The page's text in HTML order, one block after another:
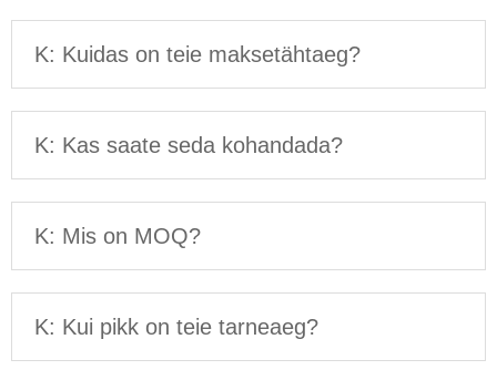
K: Kuidas on teie maksetähtaeg?
K: Kas saate seda kohandada?
K: Mis on MOQ?
K: Kui pikk on teie tarneaeg?